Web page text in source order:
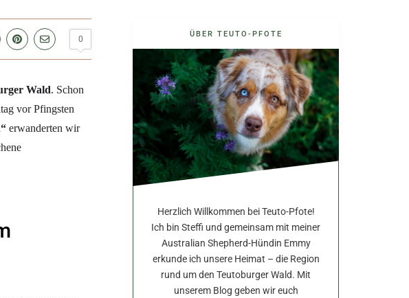
0
Wald. Schon
vor Pfingsten
erwanderten wir
ÜBER TEUTO-PFOTE
Herzlich Willkommen bei Teuto-Pfote!
Ich bin Steffi und gemeinsam mit meiner
Australian Shepherd-Hündin Emmy
erkunde ich unsere Heimat – die Region
rund um den Teutoburger Wald. Mit
unserem Blog geben wir euch